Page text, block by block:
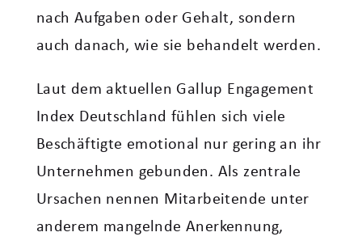
nach Aufgaben oder Gehalt, sondern
auch danach, wie sie behandelt werden.
Laut dem aktuellen Gallup Engagement
Index Deutschland fühlen sich viele
Beschäftigte emotional nur gering an ihr
Unternehmen gebunden. Als zentrale
Ursachen nennen Mitarbeitende unter
anderem mangelnde Anerkennung,